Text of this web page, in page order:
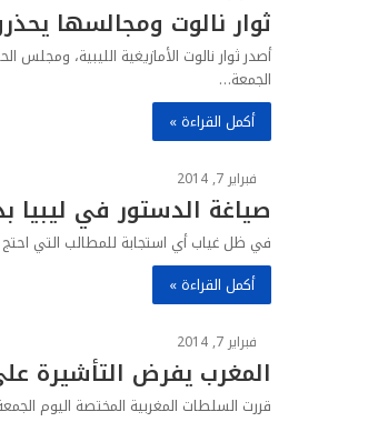
ﺛﻮﺍﺭ ﻧﺎﻟﻮﺕ ﻭمجالسها
أصدر ﺛﻮﺍﺭ ﻧﺎﻟﻮﺕ الأمازيغية الليبية،
الجمعة…
أكمل القراءة »
فبراير 7, 2014
صياغة الدستور في ليبيا
في ظل غياب أي استجابة للمطالب التي
أكمل القراءة »
فبراير 7, 2014
المغرب يفرض التأشيرة
قررت السلطات المغربية المختصة اليوم الجمعة 7 فبراير 2014، فرض تأشيرة الدخول الى الأراضي المغربية على المواطنين